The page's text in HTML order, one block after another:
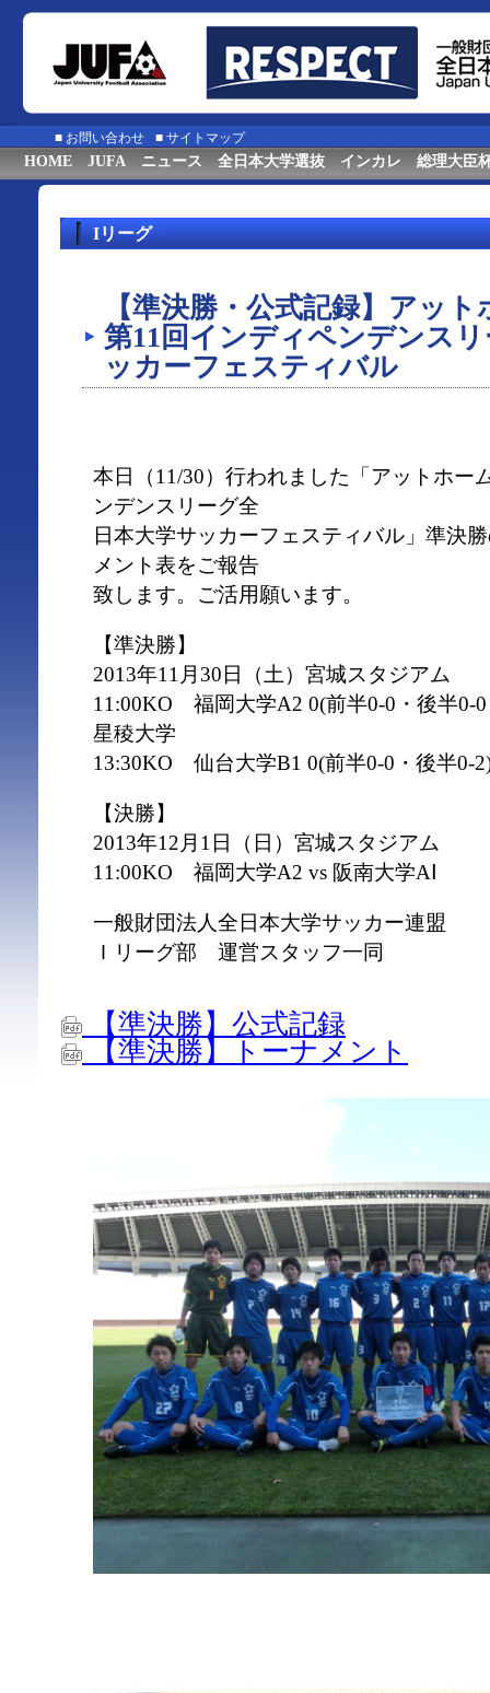
■ お問い合わせ ■ サイトマップ
HOME JUFA ニュース 全日本大学選抜 インカレ 総理大臣
Iリーグ
【準決勝・公式記録】アッ
第11回インディペンデンス
ッカーフェスティバル
本日（11/30）行われました「アットホー
ンデンスリーグ全
日本大学サッカーフェスティバル」準決
メント表をご報告
致します。ご活用願います。
【準決勝】
2013年11月30日（土）宮城スタジアム
11:00KO 福岡大学A2 0(前半0-0・後半0-
星稜大学
13:30KO 仙台大学B1 0(前半0-0・後半0-
【決勝】
2013年12月1日（日）宮城スタジアム
11:00KO 福岡大学A2 vs 阪南大学AⅠ
一般財団法人全日本大学サッカー連盟
Ｉリーグ部 運営スタッフ一同
【準決勝】公式記録
【準決勝】トーナメント